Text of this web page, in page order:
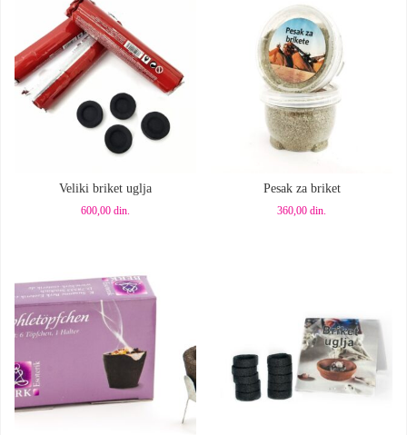
Dodaj u korpu
Veliki briket uglja
600,00 din.
Pesak za briket
360,00din.